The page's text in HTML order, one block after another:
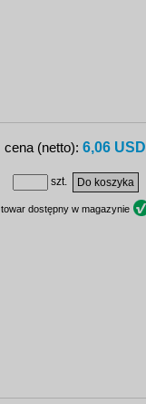
cena (netto): 6,06 USD
szt.
towar dostępny w magazynie